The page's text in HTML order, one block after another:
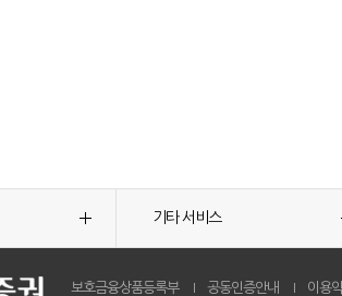
기타 서비스
보호금융상품등록부 공동인증안내 이용